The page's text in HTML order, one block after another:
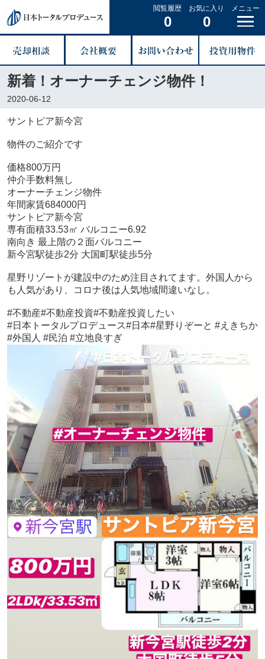
閲覧履歴
0
お気に入り
0
メニュー
新着！オーナーチェンジ物件！
2020-06-12
サントピア新今宮
物件のご紹介です
価格800万円
仲介手数料無し
オーナーチェンジ物件
年間家賃684000円
サントピア新今宮
専有面積33.53㎡ バルコニー6.92
南向き 最上階の２面バルコニー
新今宮駅徒歩2分 大国町駅徒歩5分
星野リゾートが建設中のため注目されてます。外国人から
も人気があり、コロナ後は人気地域間違いなし。
#不動産#不動産投資#不動産投資したい
#日本トータルプロデュース#日本#星野りぞーと #えきちか
#外国人 #民泊 #立地良すぎ